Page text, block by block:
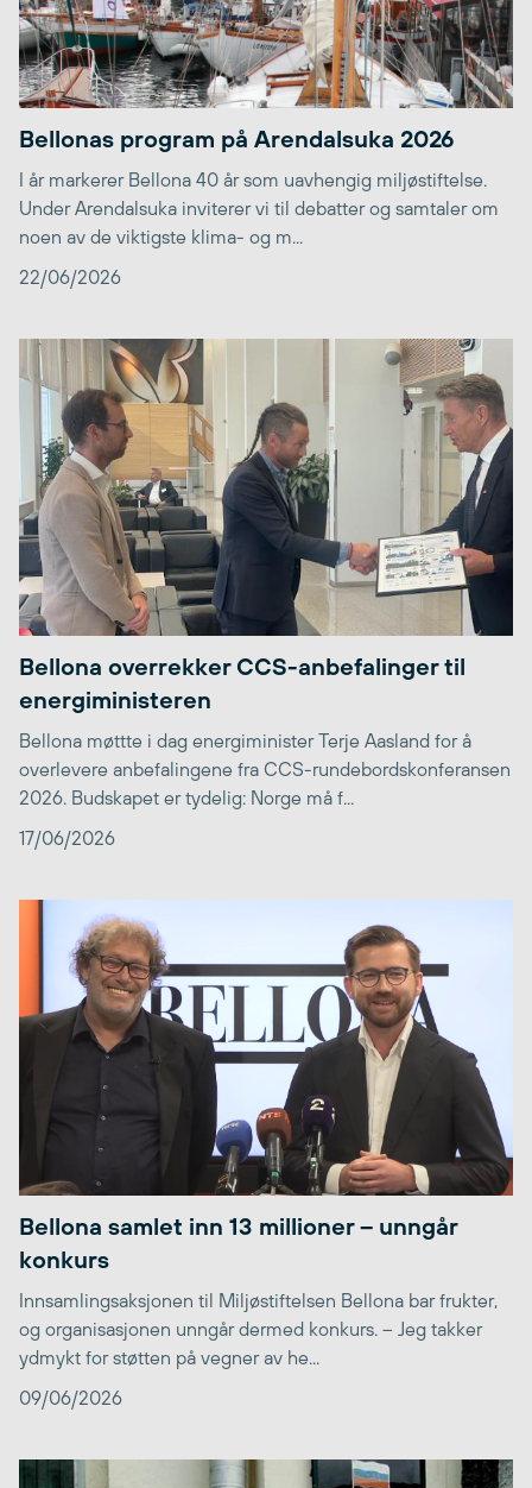
Bellonas program på Arendalsuka 2026
I år markerer Bellona 40 år som uavhengig miljøstiftelse.
Under Arendalsuka inviterer vi til debatter og samtaler om
noen av de viktigste klima- og m...
22/06/2026
Bellona overrekker CCS-anbefalinger til
energiministeren
Bellona møttte i dag energiminister Terje Aasland for å
overlevere anbefalingene fra CCS-rundebordskonferansen
2026. Budskapet er tydelig: Norge må f...
17/06/2026
Bellona samlet inn 13 millioner – unngår
konkurs
Innsamlingsaksjonen til Miljøstiftelsen Bellona bar frukter,
og organisasjonen unngår dermed konkurs. – Jeg takker
ydmykt for støtten på vegner av he...
09/06/2026